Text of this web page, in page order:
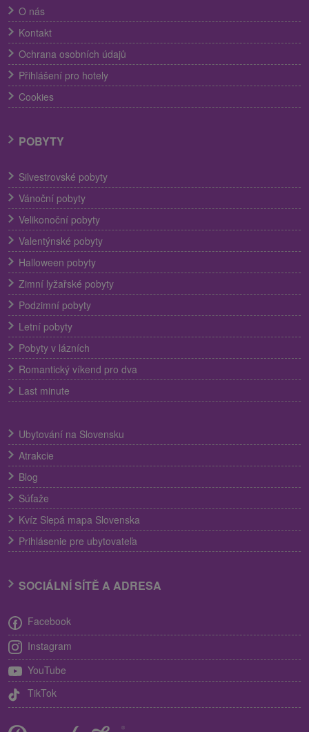
O nás
Kontakt
Ochrana osobních údajů
Přihlášení pro hotely
Cookies
POBYTY
Silvestrovské pobyty
Vánoční pobyty
Velikonoční pobyty
Valentýnské pobyty
Halloween pobyty
Zimní lyžařské pobyty
Podzimní pobyty
Letní pobyty
Pobyty v lázních
Romantický víkend pro dva
Last minute
Ubytování na Slovensku
Atrakcie
Blog
Súťaže
Kvíz Slepá mapa Slovenska
Prihlásenie pre ubytovateľa
SOCIÁLNÍ SÍTĚ A ADRESA
Facebook
Instagram
YouTube
TikTok